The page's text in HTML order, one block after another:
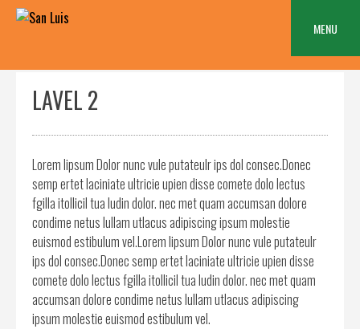
Skip
MENU
LAVEL 2
Lorem lipsum Dolor nunc vule putateulr ips dol consec.Donec
semp ertet laciniate ultricie upien disse comete dolo lectus
fgilla itollicil tua ludin dolor. nec met quam accumsan dolore
condime netus lullam utlacus adipiscing ipsum molestie
euismod estibulum vel.Lorem lipsum Dolor nunc vule putateulr
ips dol consec.Donec semp ertet laciniate ultricie upien disse
comete dolo lectus fgilla itollicil tua ludin dolor. nec met quam
accumsan dolore condime netus lullam utlacus adipiscing
ipsum molestie euismod estibulum vel.